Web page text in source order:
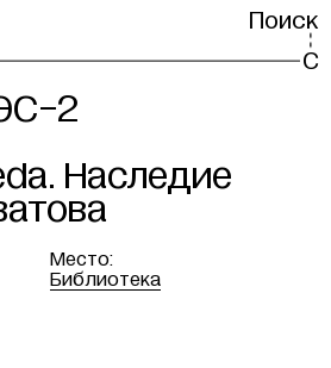
Поиск
C
2
Наследие
Место:
Библиотека